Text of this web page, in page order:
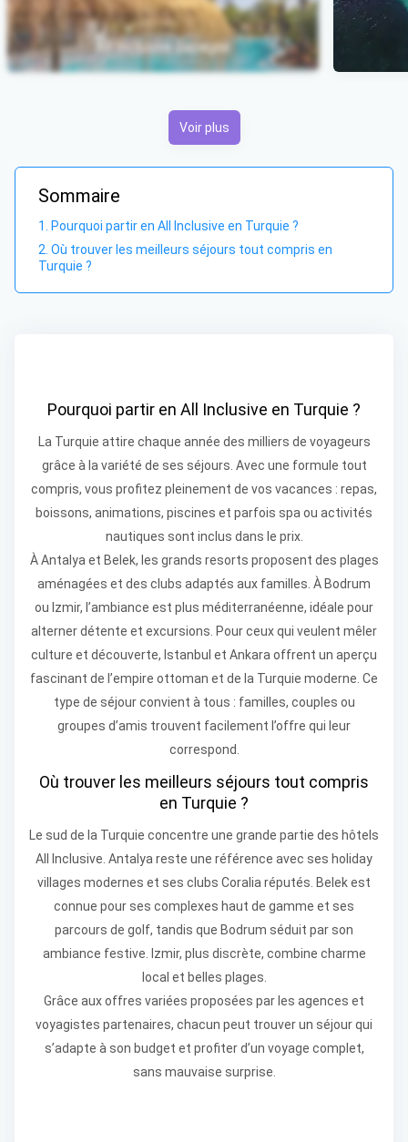
All Inclusive Espagne
Voir plus
Sommaire
Pourquoi partir en All Inclusive en Turquie ?
Où trouver les meilleurs séjours tout compris en
Turquie ?
Pourquoi partir en All Inclusive en Turquie ?
La Turquie attire chaque année des milliers de voyageurs
grâce à la variété de ses séjours. Avec une formule tout
compris, vous profitez pleinement de vos vacances : repas,
boissons, animations, piscines et parfois spa ou activités
nautiques sont inclus dans le prix.
À Antalya et Belek, les grands resorts proposent des plages
aménagées et des clubs adaptés aux familles. À Bodrum
ou Izmir, l’ambiance est plus méditerranéenne, idéale pour
alterner détente et excursions. Pour ceux qui veulent mêler
culture et découverte, Istanbul et Ankara offrent un aperçu
fascinant de l’empire ottoman et de la Turquie moderne. Ce
type de séjour convient à tous : familles, couples ou
groupes d’amis trouvent facilement l’offre qui leur
correspond.
Où trouver les meilleurs séjours tout compris
en Turquie ?
Le sud de la Turquie concentre une grande partie des hôtels
All Inclusive. Antalya reste une référence avec ses holiday
villages modernes et ses clubs Coralia réputés. Belek est
connue pour ses complexes haut de gamme et ses
parcours de golf, tandis que Bodrum séduit par son
ambiance festive. Izmir, plus discrète, combine charme
local et belles plages.
Grâce aux offres variées proposées par les agences et
voyagistes partenaires, chacun peut trouver un séjour qui
s’adapte à son budget et profiter d’un voyage complet,
sans mauvaise surprise.